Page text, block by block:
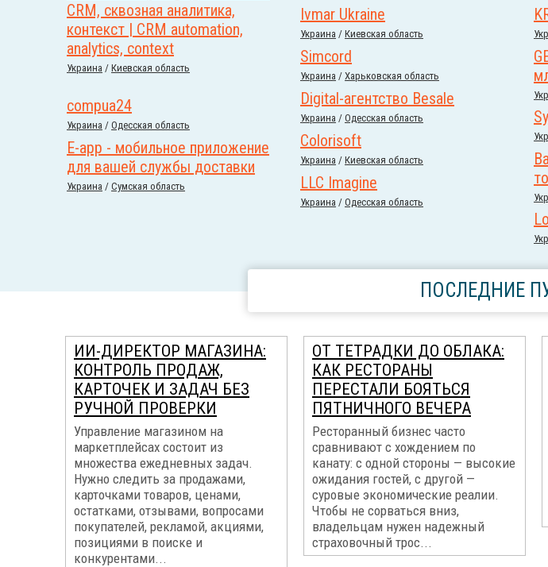
CRM, сквозная аналитика,
контекст | CRM automation,
analytics, context
Украина / Киевская область
Ivmar Ukraine
Украина / Киевская область
Simcord
Украина / Харьковская область
Digital-агентство Besale
Украина / Одесская область
compua24
Украина / Одесская область
Colorisoft
Украина / Киевская область
E-app - мобильное приложение
для вашей службы доставки
Украина / Сумская область LLC Imagine
Украина / Одесская область
ПОСЛЕДНИЕ
ИИ-ДИРЕКТОР МАГАЗИНА:
КОНТРОЛЬ ПРОДАЖ,
КАРТОЧЕК И ЗАДАЧ БЕЗ
РУЧНОЙ ПРОВЕРКИ
Управление магазином на
маркетплейсах состоит из
множества ежедневных задач.
Нужно следить за продажами,
карточками товаров, ценами,
остатками, отзывами, вопросами
покупателей, рекламой, акциями,
позициями в поиске и
конкурентами...
ОТ ТЕТРАДКИ ДО ОБЛАКА:
КАК РЕСТОРАНЫ
ПЕРЕСТАЛИ БОЯТЬСЯ
ПЯТНИЧНОГО ВЕЧЕРА
Ресторанный бизнес часто
сравнивают с хождением по
канату: с одной стороны — высокие
ожидания гостей, с другой —
суровые экономические реалии.
Чтобы не сорваться вниз,
владельцам нужен надежный
страховочный трос...